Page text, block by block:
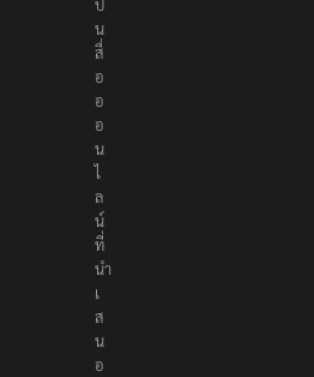
ป็
น
สื่
อ
อ
อ
น
ไ
ล
น์
ที่
นำ
เ
ส
น
อ